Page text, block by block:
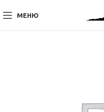
МЕНЮ